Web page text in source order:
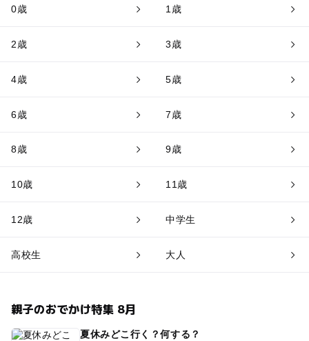
0歳 1歳
2歳 3歳
4歳 5歳
6歳 7歳
8歳 9歳
10歳 11歳
12歳 中学生
高校生 大人
親子のおでかけ特集 8月
夏休みどこ行く？何する？